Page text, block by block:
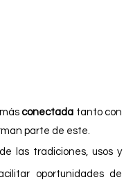
másconectada tanto con
parte de este.
las tradiciones, usos y
oportunidades de